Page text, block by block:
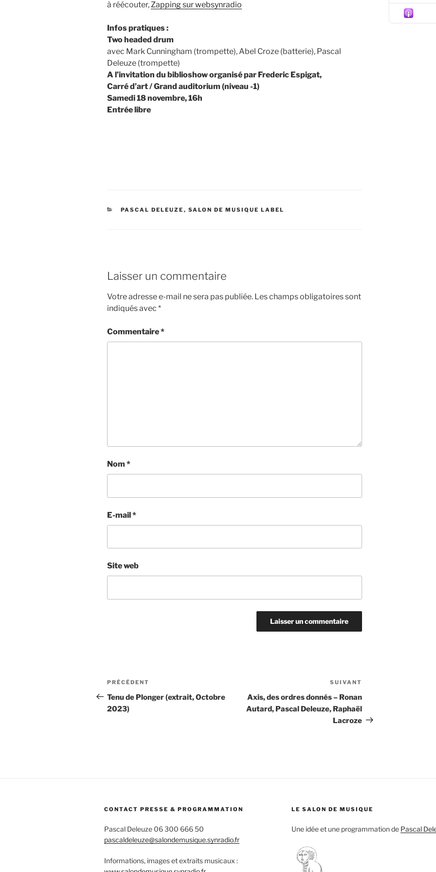
à réécouter, Zapping sur websynradio
Infos pratiques :
Two headed drum
avec Mark Cunningham (trompette), Abel Croze (batterie), Pascal
Deleuze (trompette)
A l’invitation du biblioshow organisé par Frederic Espigat,
Carré d’art / Grand auditorium (niveau -1)
Samedi 18 novembre, 16h
Entrée libre
CATÉGORIES
PASCAL DELEUZE , SALON DE MUSIQUE LABEL
Laisser un commentaire
Votre adresse e-mail ne sera pas publiée. Les champs obligatoires sont
indiqués avec *
Commentaire*
Nom *
E-mail*
Site web
Navigation
de
l’article
Article
précédent
PRÉCÉDENT
Tenu de Plonger (extrait, Octobre
2023)
suivant
SUIVANT
Axis, des ordres donnés – Ronan
Autard, Pascal Deleuze, Raphaël
Lacroze
CONTACT PRESSE & PROGRAMMATION
Pascal Deleuze 06 300 666 50
pascaldeleuze@salondemusique.synradio.fr
Informations, images et extraits musicaux :
LE SALON DE MUSIQUE
Une idée et une programmation de Pascal